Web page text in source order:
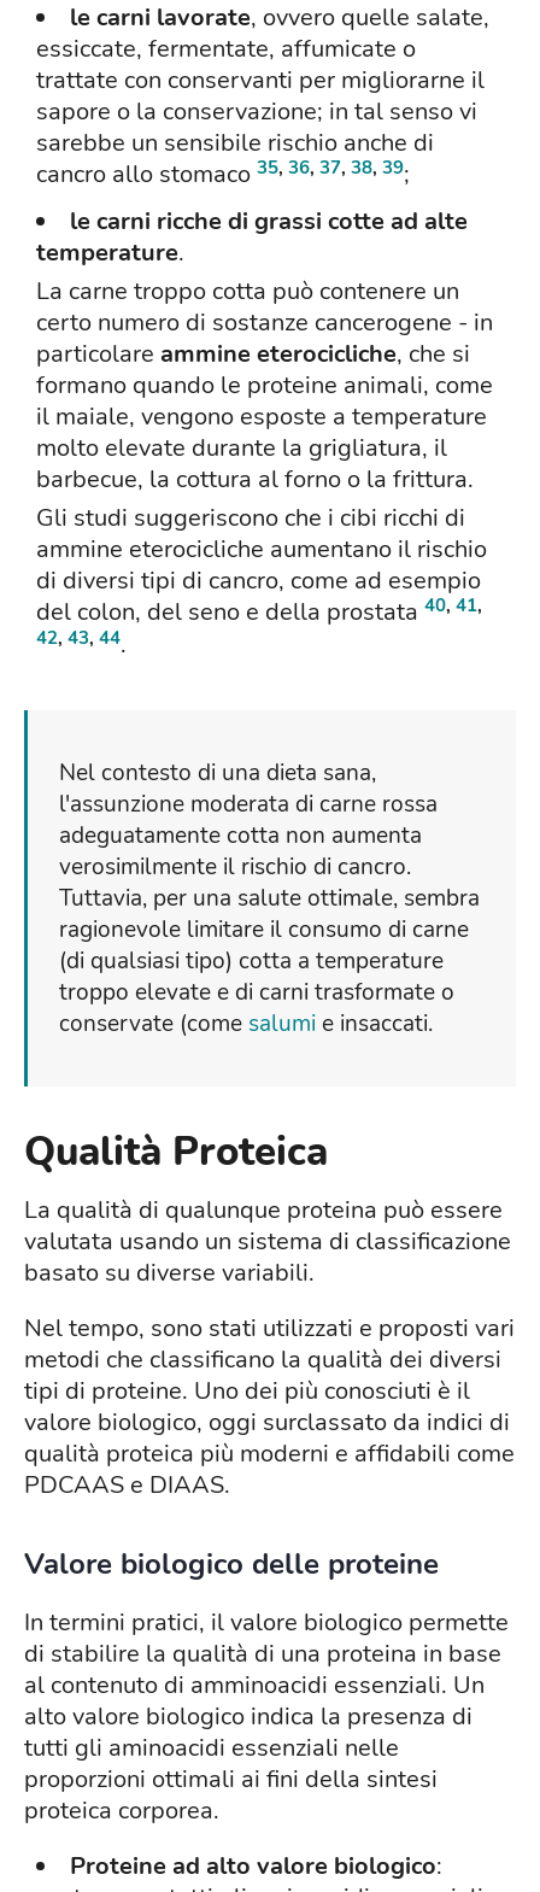
le carni lavorate, ovvero quelle salate,
essiccate, fermentate, affumicate o
trattate con conservanti per migliorarne il
sapore o la conservazione; in tal senso vi
sarebbe un sensibile rischio anche di
cancro allo stomaco 35, 36, 37, 38, 39;
le carni ricche di grassi cotte ad alte
temperature.
La carne troppo cotta può contenere un
certo numero di sostanze cancerogene - in
particolare ammine eterocicliche, che si
formano quando le proteine animali, come
il maiale, vengono esposte a temperature
molto elevate durante la grigliatura, il
barbecue, la cottura al forno o la frittura.
Gli studi suggeriscono che i cibi ricchi di
ammine eterocicliche aumentano il rischio
di diversi tipi di cancro, come ad esempio
del colon, del seno e della prostata 40, 41,
42, 43, 44.
Nel contesto di una dieta sana,
l'assunzione moderata di carne rossa
adeguatamente cotta non aumenta
verosimilmente il rischio di cancro.
Tuttavia, per una salute ottimale, sembra
ragionevole limitare il consumo di carne
(di qualsiasi tipo) cotta a temperature
troppo elevate e di carni trasformate o
conservate (come salumi e insaccati.
Qualità Proteica
La qualità di qualunque proteina può essere
valutata usando un sistema di classificazione
basato su diverse variabili.
Nel tempo, sono stati utilizzati e proposti vari
metodi che classificano la qualità dei diversi
tipi di proteine. Uno dei più conosciuti è il
valore biologico, oggi surclassato da indici di
qualità proteica più moderni e affidabili come
PDCAAS e DIAAS.
Valore biologico delle proteine
In termini pratici, il valore biologico permette
di stabilire la qualità di una proteina in base
al contenuto di amminoacidi essenziali. Un
alto valore biologico indica la presenza di
tutti gli aminoacidi essenziali nelle
proporzioni ottimali ai fini della sintesi
proteica corporea.
Proteine ad alto valore biologico: